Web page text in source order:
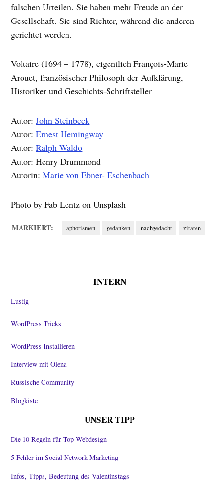
falschen Urteilen. Sie haben mehr Freude an der
Gesellschaft. Sie sind Richter, während die anderen
gerichtet werden.
Voltaire (1694 – 1778), eigentlich François-Marie
Arouet, französischer Philosoph der Aufklärung,
Historiker und Geschichts-Schriftsteller
Autor:John Steinbeck
Autor:Ernest Hemingway
Autor:Ralph Waldo
Autor: Henry Drummond
Autorin:Marie von Ebner- Eschenbach
Photo by Fab Lentz on Unsplash
MARKIERT: aphorismen gedanken nachgedacht zitaten
INTERN
Lustig
WordPress Tricks
WordPress Installieren
Interview mit Olena
Russische Community
Blogkiste
UNSER TIPP
Die 10 Regeln für Top Webdesign
5 Fehler im Social Network Marketing
Infos, Tipps, Bedeutung des Valentinstags